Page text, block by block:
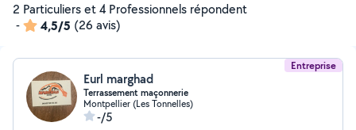
2 Particuliers et 4 Professionnels répondent
-
4,5/5 (26 avis)
Entreprise
Eurl marghad
Terrassement maçonnerie
Montpellier (Les Tonnelles)
-/5